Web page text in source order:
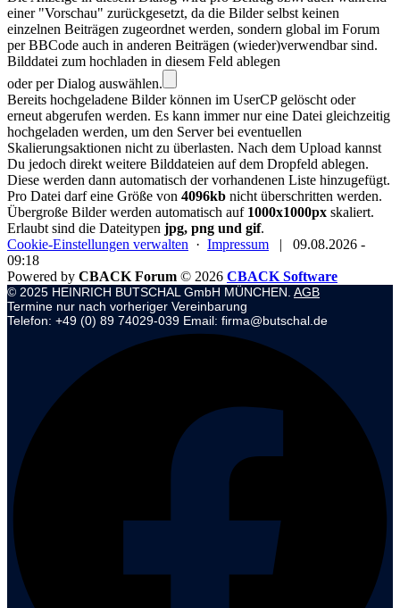
einer "Vorschau" zurückgesetzt, da die Bilder selbst keinen
einzelnen Beiträgen zugeordnet werden, sondern global im Forum
per BBCode auch in anderen Beiträgen (wieder)verwendbar sind.
Bilddatei zum hochladen in diesem Feld ablegen
oder per Dialog auswählen.
Bereits hochgeladene Bilder können im UserCP gelöscht oder
erneut abgerufen werden. Es kann immer nur eine Datei gleichzeitig
hochgeladen werden, um den Server bei eventuellen
Skalierungsaktionen nicht zu überlasten. Nach dem Upload kannst
Du jedoch direkt weitere Bilddateien auf dem Dropfeld ablegen.
Diese werden dann automatisch der vorhandenen Liste hinzugefügt.
Pro Datei darf eine Größe von 4096kb nicht überschritten werden.
Übergroße Bilder werden automatisch auf 1000x1000px skaliert.
Erlaubt sind die Dateitypen jpg, png und gif.
Cookie-Einstellungen verwalten · Impressum |
09.08.2026 -
09:18
Powered by CBACK Forum © 2026 CBACK Software
© 2025 HEINRICH BUTSCHAL GmbH MÜNCHEN. AGB
Termine nur nach vorheriger Vereinbarung
Telefon: +49 (0) 89 74029-039 Email: firma@butschal.de